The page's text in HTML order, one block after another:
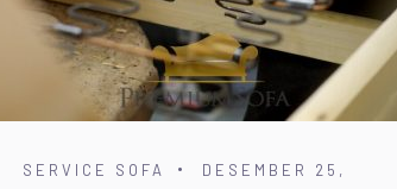
SERVICE SOFA
DESEMBER 25,